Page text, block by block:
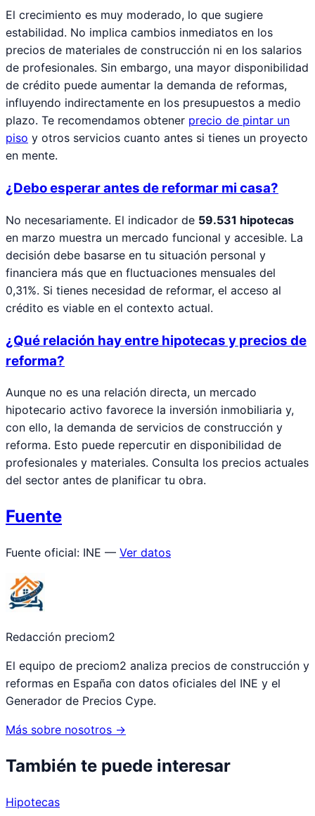
El crecimiento es muy moderado, lo que sugiere
estabilidad. No implica cambios inmediatos en los
precios de materiales de construcción ni en los salarios
de profesionales. Sin embargo, una mayor disponibilidad
de crédito puede aumentar la demanda de reformas,
influyendo indirectamente en los presupuestos a medio
plazo. Te recomendamos obtener precio de pintar un
piso y otros servicios cuanto antes si tienes un proyecto
en mente.
¿Debo esperar antes de reformar mi casa?
No necesariamente. El indicador de 59.531 hipotecas
en marzo muestra un mercado funcional y accesible. La
decisión debe basarse en tu situación personal y
financiera más que en fluctuaciones mensuales del
0,31%. Si tienes necesidad de reformar, el acceso al
crédito es viable en el contexto actual.
¿Qué relación hay entre hipotecas y precios de
reforma?
Aunque no es una relación directa, un mercado
hipotecario activo favorece la inversión inmobiliaria y,
con ello, la demanda de servicios de construcción y
reforma. Esto puede repercutir en disponibilidad de
profesionales y materiales. Consulta los precios actuales
del sector antes de planificar tu obra.
Fuente
Fuente oficial: INE — Ver datos
Redacción preciom2
El equipo de preciom2 analiza precios de construcción y
reformas en España con datos oficiales del INE y el
Generador de Precios Cype.
Más sobre nosotros →
También te puede interesar
Hipotecas